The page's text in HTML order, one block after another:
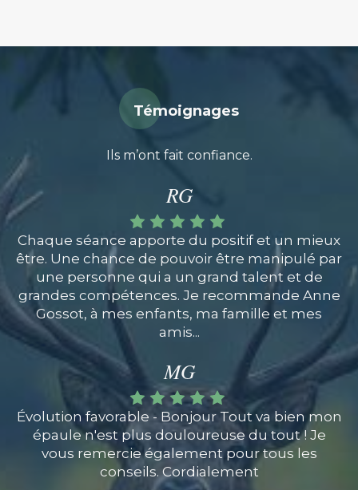
Témoignages
Ils m’ont fait confiance.
RG
Chaque séance apporte du positif et un mieux
être. Une chance de pouvoir être manipulé par
une personne qui a un grand talent et de
grandes compétences. Je recommande Anne
Gossot, à mes enfants, ma famille et mes
amis...
MG
Évolution favorable - Bonjour Tout va bien mon
épaule n'est plus douloureuse du tout ! Je
vous remercie également pour tous les
conseils. Cordialement